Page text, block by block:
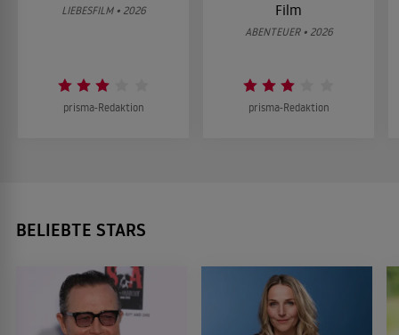
LIEBESFILM • 2026
prisma-Redaktion
Film
ABENTEUER • 2026
prisma-Redaktion
BELIEBTE STARS